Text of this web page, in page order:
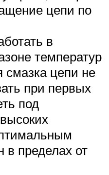
цепи по
в
температур
смазка цепи не
при первых
под
в пределах от